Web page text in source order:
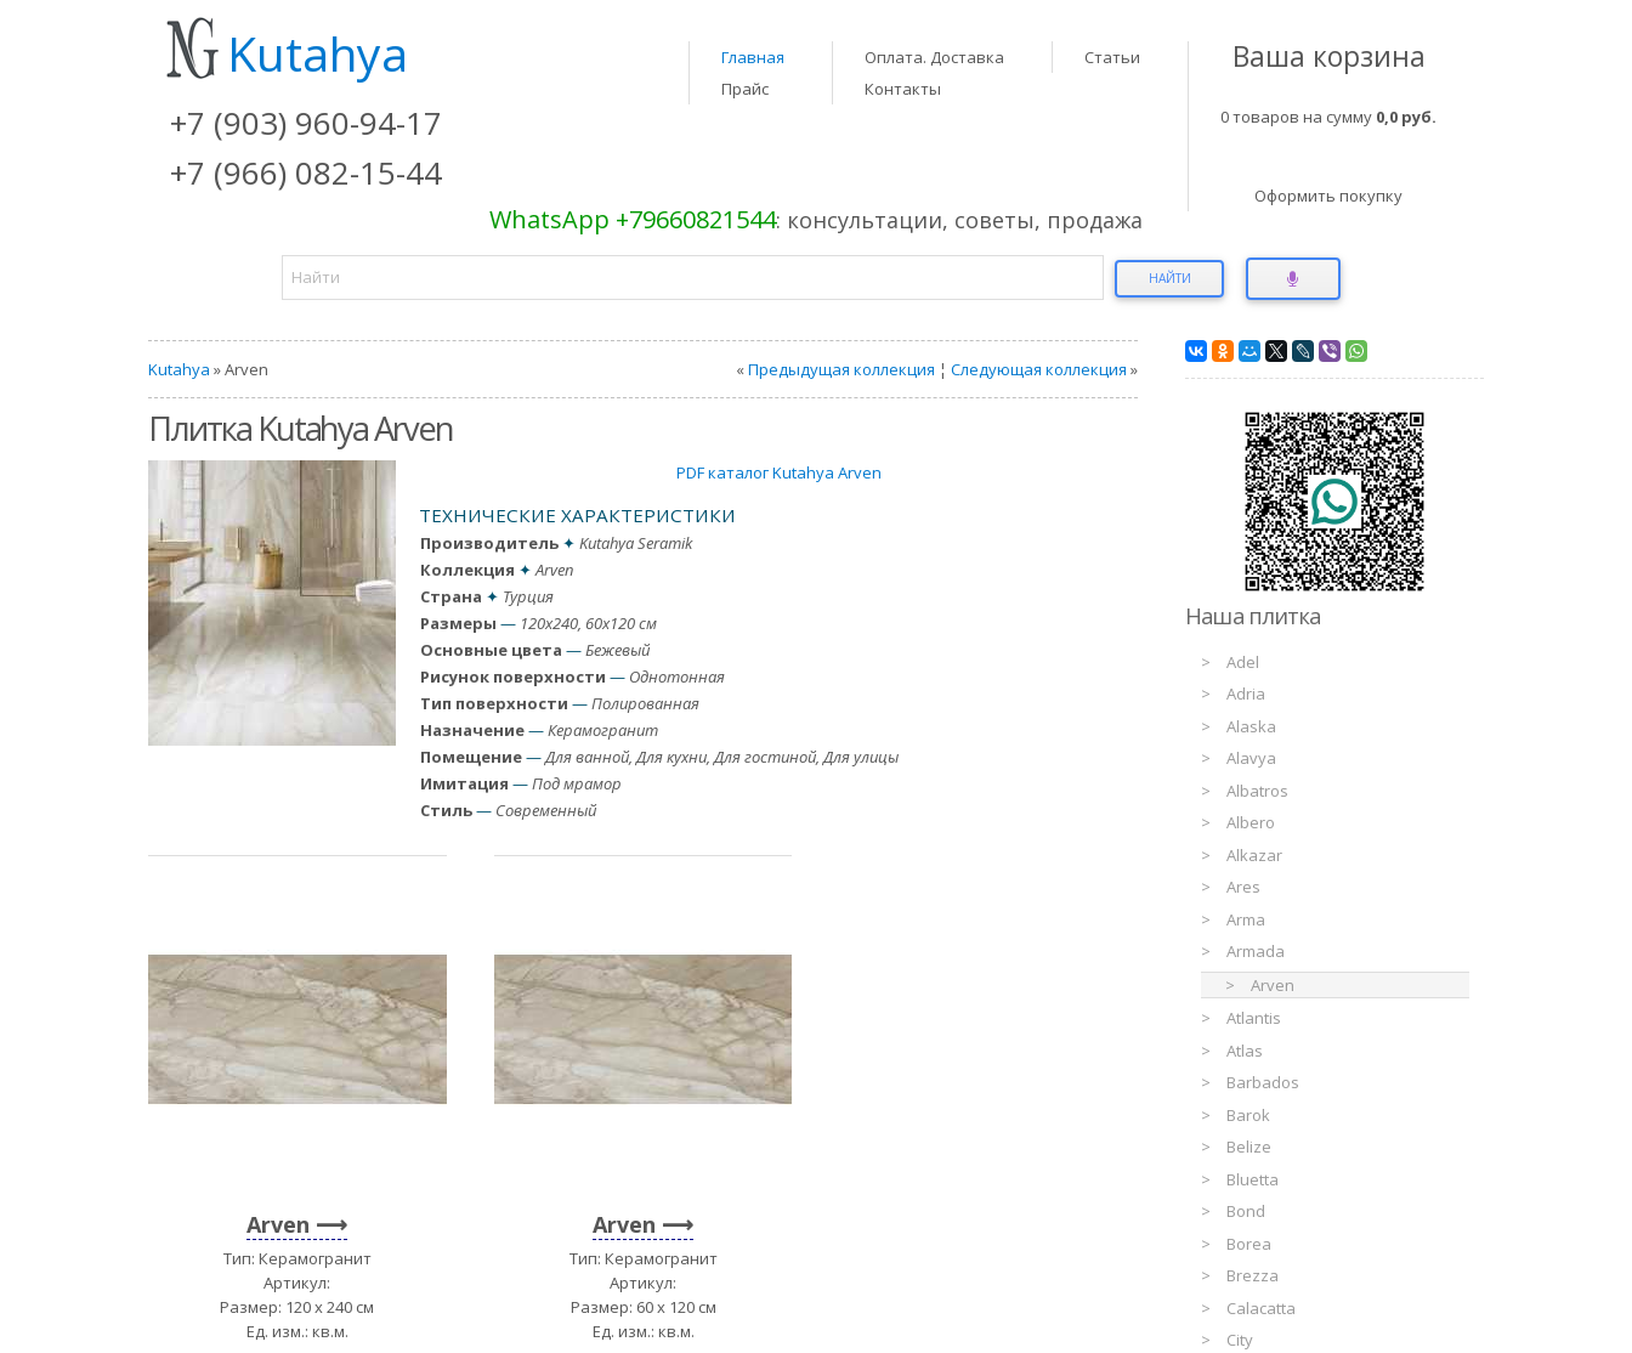
Kutahya
+7 (903) 960-94-17
+7 (966) 082-15-44
Главная
Прайс
Оплата. Доставка
Контакты
Статьи Ваша корзина
0 товаров на сумму 0,0 руб.
Оформить покупку
WhatsApp +79660821544: консультации, советы, продажа
НАЙТИ
Kutahya » Arven «Предыдущая коллекция ¦Следующая коллекция »
Плитка Kutahya Arven
PDF каталог Kutahya Arven
ТЕХНИЧЕСКИЕ ХАРАКТЕРИСТИКИ
Производитель ✦ Kutahya Seramik
Коллекция ✦ Arven
Страна ✦ Турция
Размеры — 120x240, 60x120 см
Основные цвета —Бежевый
Рисунок поверхности — Однотонная
Тип поверхности —Полированная
Назначение—Керамогранит
Помещение—Для ванной, Для кухни, Для гостиной, Для улицы
Имитация —Под мрамор
Стиль— Современный
Arven
Тип: Керамогранит
Артикул:
Размер: 120 x 240 см
Ед. изм.: кв.м.
Arven
Тип: Керамогранит
Артикул:
Размер: 60 x 120 см
Ед. изм.: кв.м.
Наша плитка
Adel
Adria
Alaska
Alavya
Albatros
Albero
Alkazar
Ares
Arma
Armada
Arven
Atlantis
Atlas
Barbados
Barok
Belize
Bluetta
Bond
Borea
Brezza
Calacatta
City